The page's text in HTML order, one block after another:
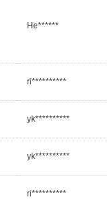
He******
ri**********
yk**********
yk**********
ri**********